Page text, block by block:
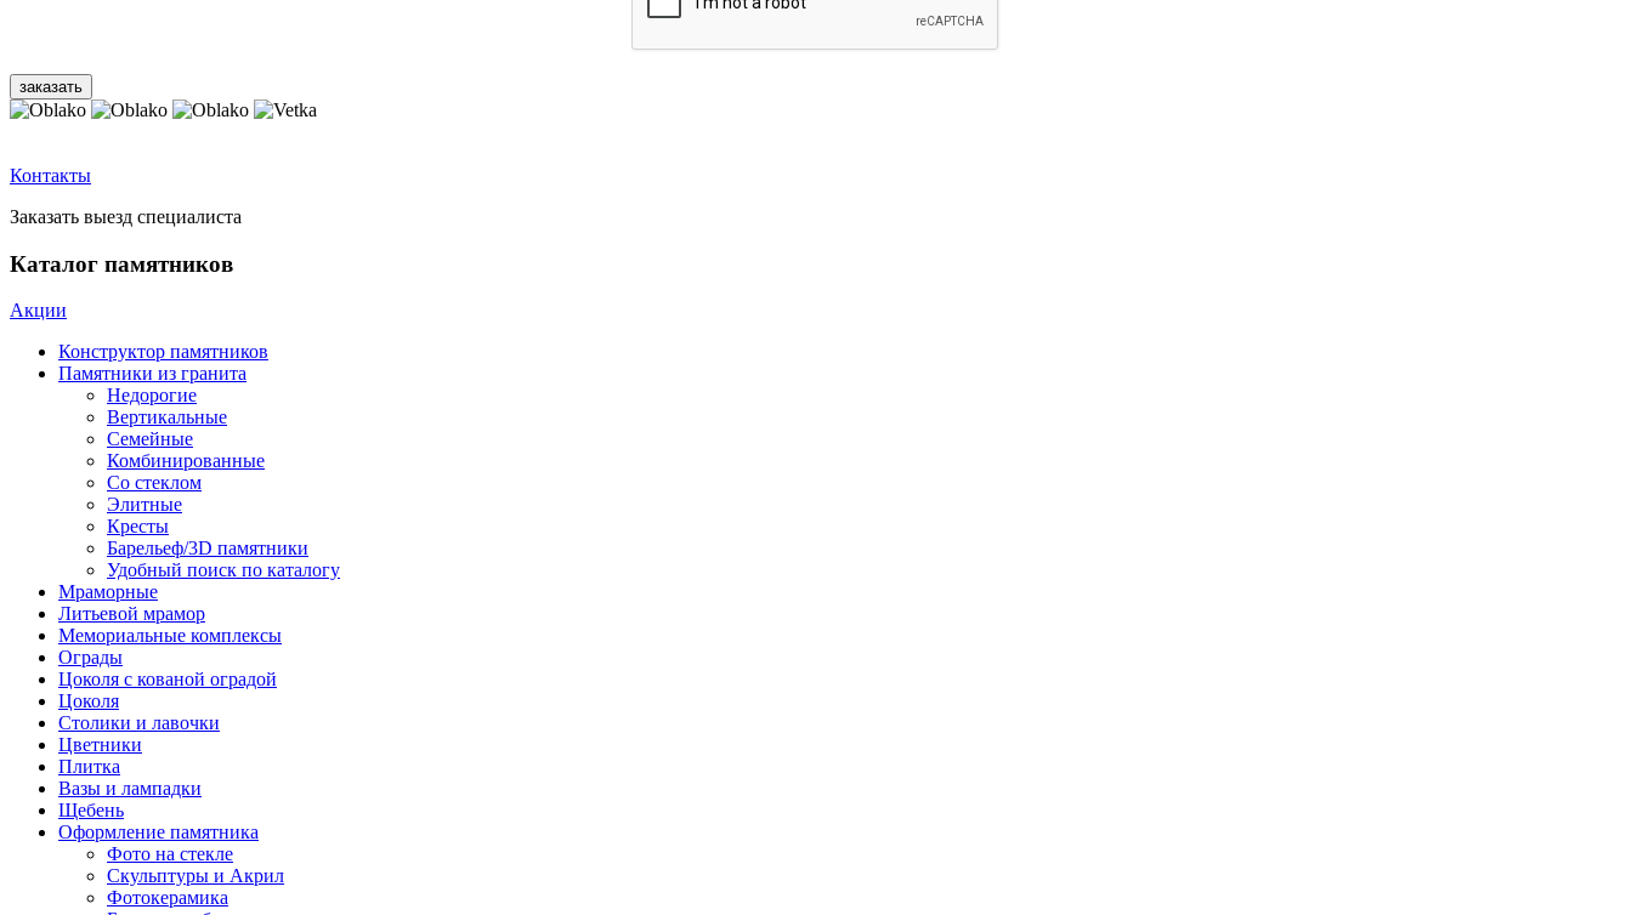
Контакты
Заказать выезд специалиста
Каталог памятников
Акции
Конструктор памятников
Памятники из гранита
Недорогие
Вертикальные
Семейные
Комбинированные
Со стеклом
Элитные
Кресты
Барельеф/3D памятники
Удобный поиск по каталогу
Мраморные
Литьевой мрамор
Мемориальные комплексы
Ограды
Цоколя с кованой оградой
Цоколя
Столики и лавочки
Цветники
Плитка
Вазы и лампадки
Щебень
Оформление памятника
Фото на стекле
Скульптуры и Акрил
Фотокерамика